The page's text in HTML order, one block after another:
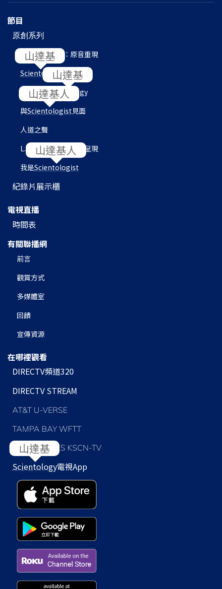
節目
原創系列
L. 羅恩 賀伯特：原音重現
Scientology 內部
目的地：Scientology
與Scientologist見面
人道之聲
L. 羅恩 賀伯特圖書館呈現
我是Scientologist
紀錄片展示櫃
電視直播
時間表
有關聯播網
前言
觀賞方式
多媒體室
回饋
宣傳資源
在哪裡觀看
DIRECTV頻道320
DIRECTV STREAM
AT&T U-VERSE
TAMPA BAY WFTT
LOS ANGELES KSCN-TV
Scientology電視App